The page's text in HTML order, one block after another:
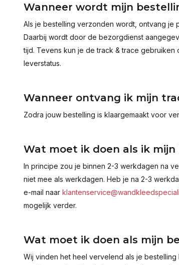
Wanneer wordt mijn
Als je bestelling verzonden wordt, ontvang je
Daarbij wordt door de bezorgdienst
tijd. Tevens kun je de track & trace
leverstatus.
Wanneer ontvang ik mijn
Zodra jouw bestelling is klaargemaakt voor
Wat moet ik doen als ik
In principe zou je binnen 2-3 werkdagen na
niet mee als werkdagen. Heb je na 2-3
e-mail naar
mogelijk verder.
Wat moet ik doen als mijn
Wij vinden het heel vervelend als je